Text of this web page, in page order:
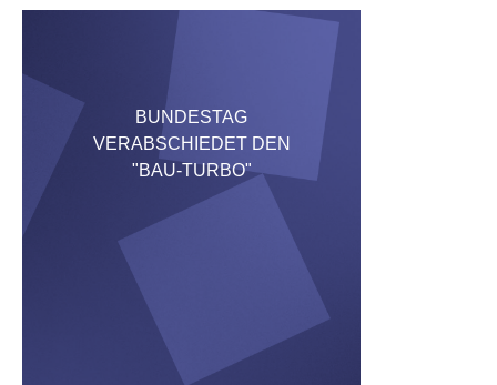
BUNDESTAG
VERABSCHIEDET DEN
"BAU-TURBO"